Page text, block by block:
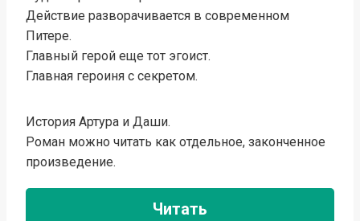
Действие разворачивается в современном
Питере.
Главный герой еще тот эгоист.
Главная героиня с секретом.
История Артура и Даши.
Роман можно читать как отдельное, законченное
произведение.
Читать